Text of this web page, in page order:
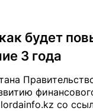
будет
3 года
со